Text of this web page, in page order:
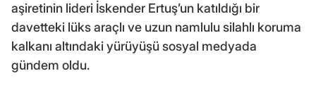
aşiretinin lideri İskender Ertuş’un katıldığı bir
davetteki lüks araçlı ve uzun namlulu silahlı koruma
kalkanı altındaki yürüyüşü sosyal medyada
gündem oldu.